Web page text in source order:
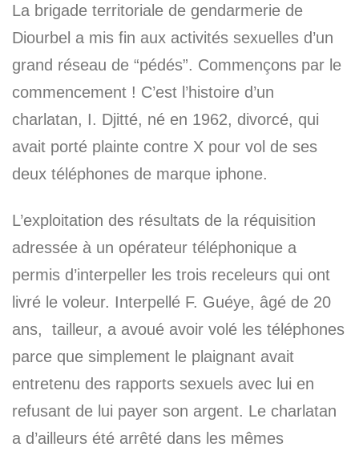
La brigade territoriale de gendarmerie de
Diourbel a mis fin aux activités sexuelles d’un
grand réseau de “pédés”. Commençons par le
commencement ! C’est l’histoire d’un
charlatan, I. Djitté, né en 1962, divorcé, qui
avait porté plainte contre X pour vol de ses
deux téléphones de marque iphone.
L’exploitation des résultats de la réquisition
adressée à un opérateur téléphonique a
permis d’interpeller les trois receleurs qui ont
livré le voleur. Interpellé F. Guéye, âgé de 20
ans, tailleur, a avoué avoir volé les téléphones
parce que simplement le plaignant avait
entretenu des rapports sexuels avec lui en
refusant de lui payer son argent. Le charlatan
a d’ailleurs été arrêté dans les mêmes